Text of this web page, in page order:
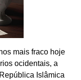
mais fraco hoje
ocidentais, a
Islâmica